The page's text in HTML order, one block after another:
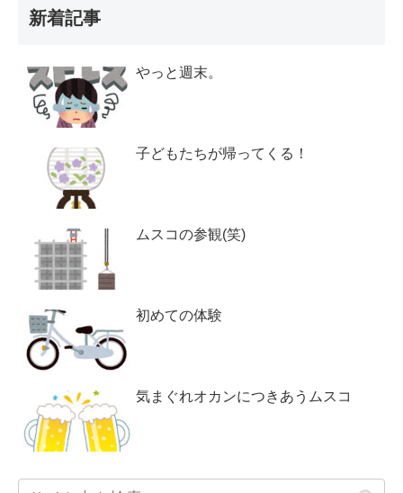
新着記事
やっと週末。
子どもたちが帰ってくる！
ムスコの参観(笑)
初めての体験
気まぐれオカンにつきあうムスコ